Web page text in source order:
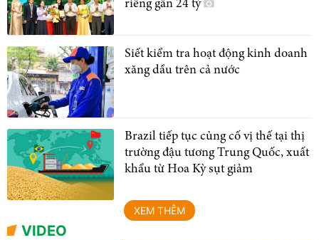
riêng gần 24 tỷ
Siết kiểm tra hoạt động kinh doanh
xăng dầu trên cả nước
Brazil tiếp tục củng cố vị thế tại thị
trường đậu tương Trung Quốc, xuất
khẩu từ Hoa Kỳ sụt giảm
XEM THÊM
VIDEO